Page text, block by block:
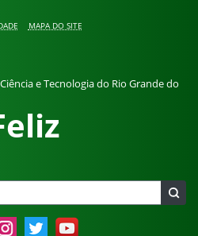
MAPA DO SITE
e Tecnologia do Rio Grande do
Twitter YouTube